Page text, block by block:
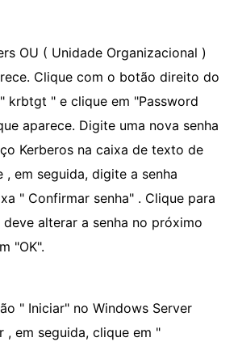
OU ( Unidade Organizacional )
Clique com o botão direito do
krbtgt " e clique em "Password
aparece. Digite uma nova senha
Kerberos na caixa de texto de
, em seguida, digite a senha
" Confirmar senha" . Clique para
alterar a senha no próximo
"OK".
" Iniciar" no Windows Server
, em seguida, clique em "